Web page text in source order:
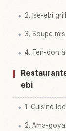
2. Ise-ebi
3. Soupe
4. Ten-don
ebi
1. Cuisine
2. Ama-